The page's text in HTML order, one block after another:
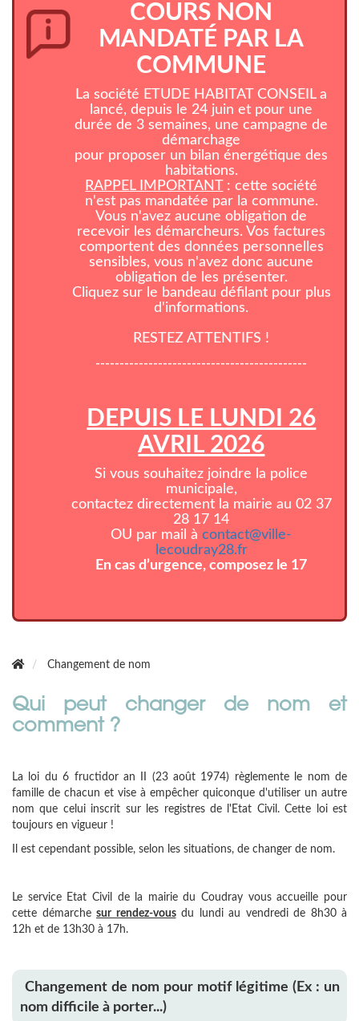
COURS NON
MANDATÉ PAR LA
COMMUNE
La société ETUDE HABITAT CONSEIL a
lancé, depuis le 24 juin et pour une
durée de 3 semaines, une campagne de
démarchage
pour proposer un bilan énergétique des
habitations.
RAPPEL IMPORTANT : cette société
n'est pas mandatée par la commune.
Vous n'avez aucune obligation de
recevoir les démarcheurs. Vos factures
comportent des données personnelles
sensibles, vous n'avez donc aucune
obligation de les présenter.
Cliquez sur le bandeau défilant pour plus
d'informations.
RESTEZ ATTENTIFS !
--------------------------------------------
DEPUIS LE LUNDI 26
AVRIL 2026
Si vous souhaitez joindre la police
municipale,
contactez directement la mairie au 02 37
28 17 14
OU par mail àcontact@ville-
lecoudray28.fr
En cas d’urgence, composez le 17
Changement de nom
Qui peut changer de nom et
comment ?
La loi du 6 fructidor an II (23 août 1974) règlemente le nom de
famille de chacun et vise à empêcher quiconque d'utiliser un autre
nom que celui inscrit sur les registres de l'Etat Civil. Cette loi est
toujours en vigueur !
Il est cependant possible, selon les situations, de changer de nom.
Le service Etat Civil de la mairie du Coudray vous accueille pour
cette démarche sur rendez-vousdu lundi au vendredi de 8h30 à
12h et de 13h30 à 17h.
Changement de nom pour motif légitime (Ex : un
nom difficile à porter...)